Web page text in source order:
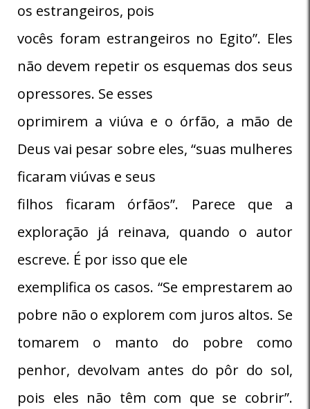
os estrangeiros, pois
vocês foram estrangeiros no Egito”. Eles
não devem repetir os esquemas dos seus
opressores. Se esses
oprimirem a viúva e o órfão, a mão de
Deus vai pesar sobre eles, “suas mulheres
ficaram viúvas e seus
filhos ficaram órfãos”. Parece que a
exploração já reinava, quando o autor
escreve. É por isso que ele
exemplifica os casos. “Se emprestarem ao
pobre não o explorem com juros altos. Se
tomarem o manto do pobre como
penhor, devolvam antes do pôr do sol,
pois eles não têm com que se cobrir”.